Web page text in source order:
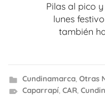
Pilas al pico
lunes
también
Cundinamarca, Otras
Caparrapí, CAR,